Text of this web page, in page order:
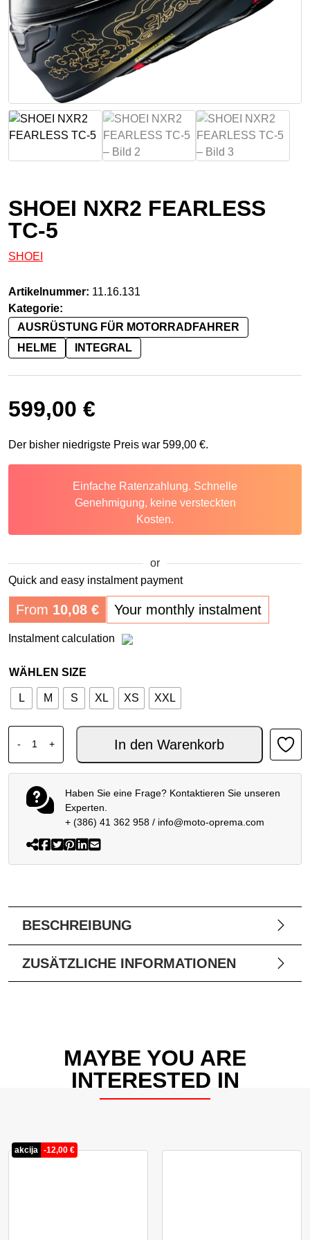
SHOEI NXR2 FEARLESS
TC-5
SHOEI
Artikelnummer: 11.16.131
Kategorie:
AUSRÜSTUNG FÜR MOTORRADFAHRER
HELME
INTEGRAL
599,00 €
Der bisher niedrigste Preis war 599,00 €.
Einfache Ratenzahlung. Schnelle
Genehmigung, keine versteckten
Kosten.
or
Quick and easy instalment payment
From 10,08 € Your monthly instalment
Instalment calculation
WÄHLEN SIZE
L M S XL XS XXL
-
SHOEI NXR2 FEARLESS TC-5 Menge
+ In den Warenkorb
Haben Sie eine Frage? Kontaktieren Sie unseren
Experten.
+ (386) 41 362 958/ info@moto-oprema.com
BESCHREIBUNG
ZUSÄTZLICHE INFORMATIONEN
MAYBE YOU ARE
INTERESTED IN
akcija -12,00 €